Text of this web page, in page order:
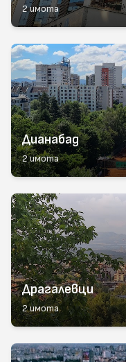
2имота
Дианабад
2имота
Драгалевци
2имота